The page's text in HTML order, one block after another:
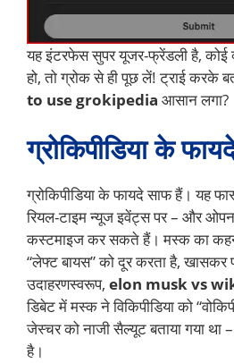
यह इंटरफेस सुपर यूजर-फ्रेंडली है, कोई
हो, तो ग्रोक से ही पूछ लें! ट्राई करके
to use grokipedia आसान लगा?
ग्रोकिपीडिया के
ग्रोकिपीडिया के फायदे साफ हैं। यह
रियल-टाइम न्यूज इवेंट्स पर – और ओपन
कस्टमाइज कर सकते हैं। मस्क का
“लेफ्ट बायस” को दूर करता है, खासकर
उदाहरणस्वरूप, elon musk vs
डिबेट में मस्क ने विकिपीडिया को
जेस्चर को नाजी सैल्यूट बताया गया था –
है।